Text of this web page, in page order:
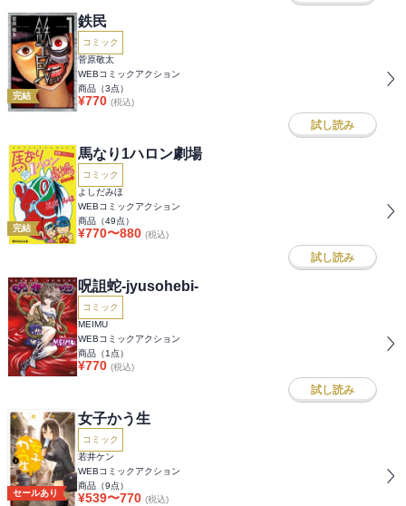
完結
鉄民
コミック
菅原敬太
WEBコミックアクション
商品（3点）
¥770 (税込)
試し読み
完結
馬なり1ハロン劇場
コミック
よしだみほ
WEBコミックアクション
商品（49点）
¥770〜880 (税込)
試し読み
呪詛蛇-jyusohebi-
コミック
MEIMU
WEBコミックアクション
商品（1 点）
¥770 (税込)
試し読み
セールあり
女子かう生
コミック
若井ケン
WEBコミックアクション
商品（9点）
¥539〜770 (税込)